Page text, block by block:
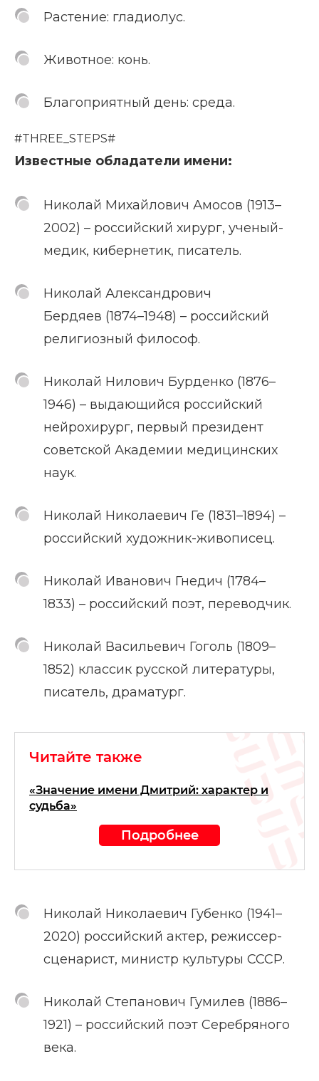
Растение: гладиолус.
Животное: конь.
Благоприятный день: среда.
#THREE_STEPS#
Известные обладатели имени:
Николай Михайлович Амосов (1913–
2002) – российский хирург, ученый-
медик, кибернетик, писатель.
Николай Александрович
Бердяев (1874–1948) – российский
религиозный философ.
Николай Нилович Бурденко (1876–
1946) – выдающийся российский
нейрохирург, первый президент
советской Академии медицинских
наук.
Николай Николаевич Ге (1831–1894) –
российский художник-живописец.
Николай Иванович Гнедич (1784–
1833) – российский поэт, переводчик.
Николай Васильевич Гоголь (1809–
1852) классик русской литературы,
писатель, драматург.
Читайте также
«Значение имени Дмитрий: характер и
судьба»
Подробнее
Николай Николаевич Губенко (1941–
2020) российский актер, режиссер-
сценарист, министр культуры СССР.
Николай Степанович Гумилев (1886–
1921) – российский поэт Серебряного
века.